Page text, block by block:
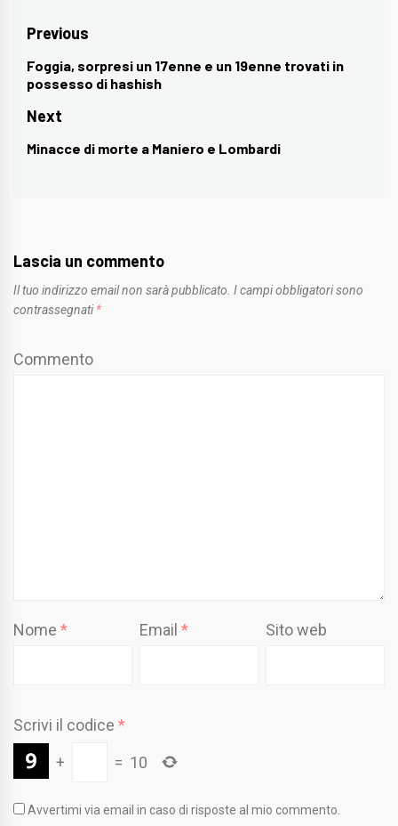
Navigazione
articoli
Previous
Previous
post:
Foggia, sorpresi un 17enne e un 19enne trovati in
possesso di hashish
Next
Next
Minacce di morte a Maniero e Lombardi
Lascia un commento
Il tuo indirizzo email non sarà pubblicato. I campi obbligatori sono
contrassegnati *
Commento
Nome * Email* Sito web
Scrivi il codice *
+
= 10
Avvertimi via email in caso di risposte al mio commento.